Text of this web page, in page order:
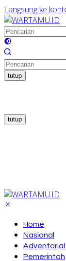
Langsung ke
tutup
tutup
Home
Nasional
Adventorial
Pemerintah